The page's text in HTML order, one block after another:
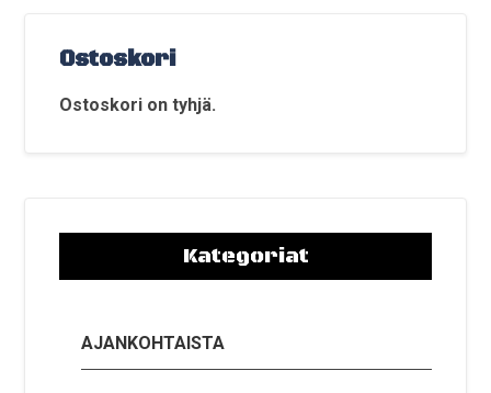
Ostoskori
Ostoskori on tyhjä.
Kategoriat
AJANKOHTAISTA